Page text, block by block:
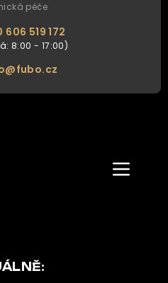
péče
606 519 172
Zobrazit/
menu